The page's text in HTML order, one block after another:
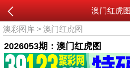
澳门红虎图
澳彩图库 >澳门红虎图
2026053期：澳门红虎图